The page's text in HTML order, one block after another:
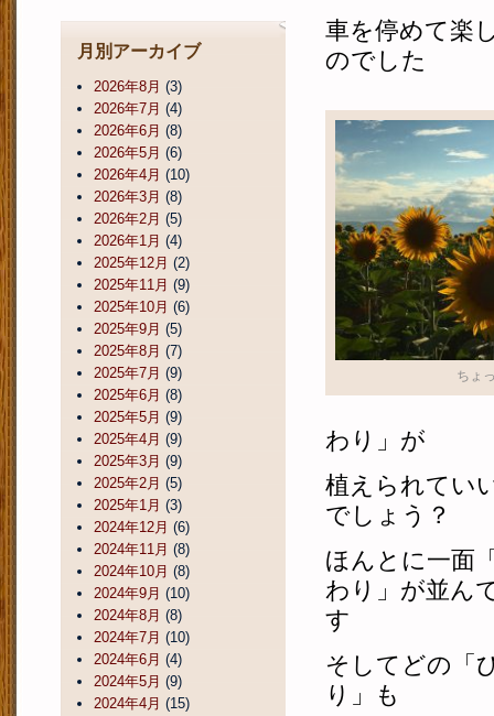
ちょ
車を停めて楽
のでした
わり」が
植えられてい
でしょう？
ほんとに一面
わり」が並ん
す
そしてどの「
り」も
月別アーカイブ
2026年8月 (3)
2026年7月 (4)
2026年6月 (8)
2026年5月 (6)
2026年4月 (10)
2026年3月 (8)
2026年2月 (5)
2026年1月 (4)
2025年12月 (2)
2025年11月 (9)
2025年10月 (6)
2025年9月 (5)
2025年8月 (7)
2025年7月 (9)
2025年6月 (8)
2025年5月 (9)
2025年4月 (9)
2025年3月 (9)
2025年2月 (5)
2025年1月 (3)
2024年12月 (6)
2024年11月 (8)
2024年10月 (8)
2024年9月 (10)
2024年8月 (8)
2024年7月 (10)
2024年6月 (4)
2024年5月 (9)
2024年4月 (15)